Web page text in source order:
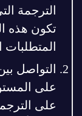
الترجمة
تكون هذه
المتطلبات
التواصل
على
على